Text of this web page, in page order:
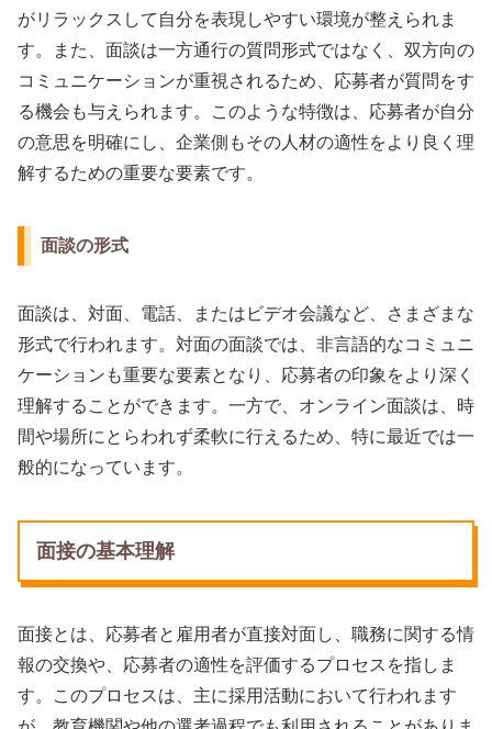
がリラックスして自分を表現しやすい環境が整えられま
す。また、面談は一方通行の質問形式ではなく、双方向の
コミュニケーションが重視されるため、応募者が質問をす
る機会も与えられます。このような特徴は、応募者が自分
の意思を明確にし、企業側もその人材の適性をより良く理
解するための重要な要素です。
面談の形式
面談は、対面、電話、またはビデオ会議など、さまざまな
形式で行われます。対面の面談では、非言語的なコミュニ
ケーションも重要な要素となり、応募者の印象をより深く
理解することができます。一方で、オンライン面談は、時
間や場所にとらわれず柔軟に行えるため、特に最近では一
般的になっています。
面接の基本理解
面接とは、応募者と雇用者が直接対面し、職務に関する情
報の交換や、応募者の適性を評価するプロセスを指しま
す。このプロセスは、主に採用活動において行われます